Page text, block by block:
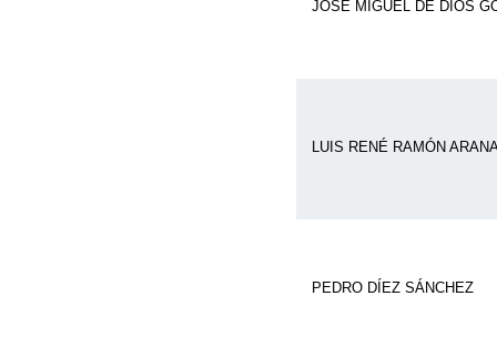
JOSÉ MIGUEL DE DIOS
LUIS RENÉ RAMÓN
PEDRO DÍEZ SÁNCHEZ